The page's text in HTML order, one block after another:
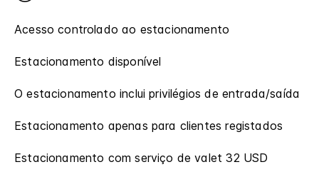
Acesso controlado ao estacionamento
Estacionamento disponível
O estacionamento inclui privilégios de entrada/saída
Estacionamento apenas para clientes registados
Estacionamento com serviço de valet 32 USD